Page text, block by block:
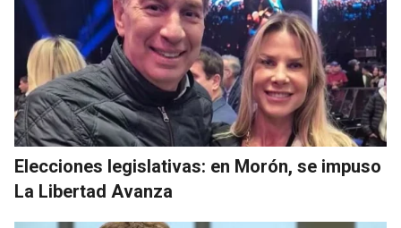
Elecciones legislativas: en Morón, se impuso
La Libertad Avanza